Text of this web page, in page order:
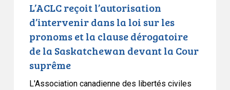
dérogatoire
Saskatchewan
devant
L’ACLC reçoit l’autorisation
d’intervenir dans la loi sur les
pronoms et la clause dérogatoire
de la Saskatchewan devant la Cour
suprême
L'Association canadienne des libertés civiles